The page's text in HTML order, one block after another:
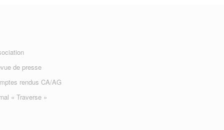
de presse
rendus CA/AG
« Traverse »